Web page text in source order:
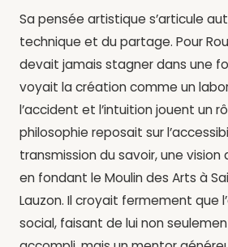
Sa pensée artistique s’articule
technique et du partage. Pour
devait jamais stagner dans une
voyait la création comme un
l’accident et l’intuition jouent un
philosophie reposait sur
transmission du savoir, une vision
en fondant le Moulin des Arts à
Lauzon. Il croyait fermement que
social, faisant de lui non